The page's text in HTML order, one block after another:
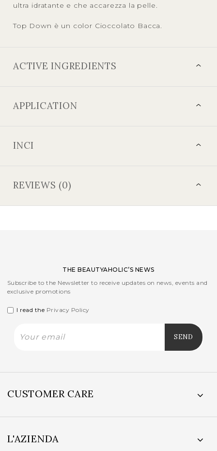
ultra idratante e che accarezza la pelle.
Top Down è un color Cioccolato Bacca.
ACTIVE INGREDIENTS
APPLICATION
INCI
REVIEWS (0)
THE BEAUTYAHOLIC’S NEWS
Subscribe to the Newsletter to receive updates on news, events and
exclusive promotions
I read the Privacy Policy
CUSTOMER CARE
L'AZIENDA